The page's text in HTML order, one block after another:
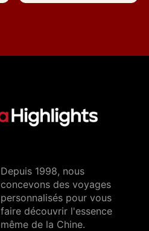
Depuis 1998, nous
concevons des voyages
personnalisés pour vous
faire découvrir l'essence
même de la Chine.